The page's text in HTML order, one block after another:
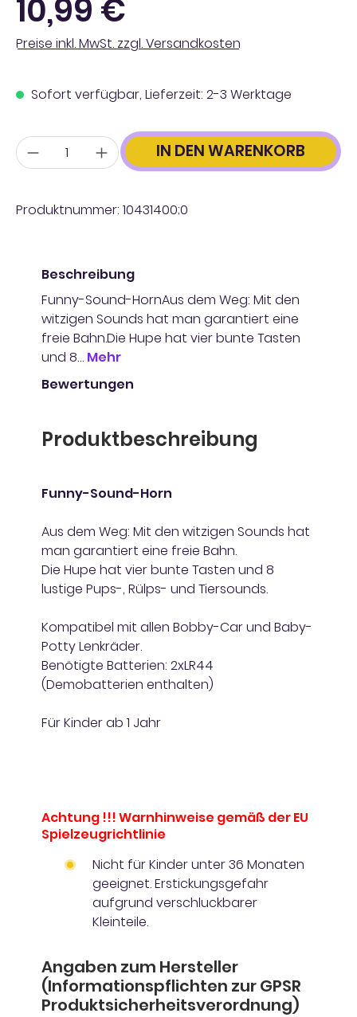
10,99 €
Preise inkl. MwSt. zzgl. Versandkosten
Sofort verfügbar, Lieferzeit: 2-3 Werktage
Anzahl IN DEN WARENKORB
Produktnummer: 10431400;0
Beschreibung
Funny-Sound-HornAus dem Weg: Mit den
witzigen Sounds hat man garantiert eine
freie Bahn.Die Hupe hat vier bunte Tasten
und 8… Mehr
Bewertungen
Produktbeschreibung
Funny-Sound-Horn
Aus dem Weg: Mit den witzigen Sounds hat
man garantiert eine freie Bahn.
Die Hupe hat vier bunte Tasten und 8
lustige Pups-, Rülps- und Tiersounds.
Kompatibel mit allen Bobby-Car und Baby-
Potty Lenkräder.
Benötigte Batterien: 2xLR44
(Demobatterien enthalten)
Für Kinder ab 1 Jahr
Achtung !!! Warnhinweise gemäß der EU
Spielzeugrichtlinie
Nicht für Kinder unter 36 Monaten
geeignet. Erstickungsgefahr
aufgrund verschluckbarer
Kleinteile.
Angaben zum Hersteller
(Informationspflichten zur GPSR
Produktsicherheitsverordnung)